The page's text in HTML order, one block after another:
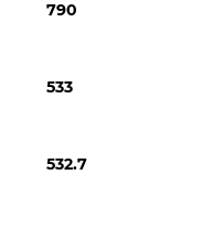
790
533
532.7